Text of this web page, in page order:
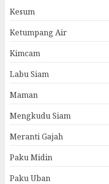
Kesum
Ketumpang Air
Kimcam
Labu Siam
Maman
Mengkudu Siam
Meranti Gajah
Paku Midin
Paku Uban